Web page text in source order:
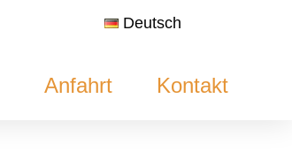
Deutsch
Anfahrt Kontakt